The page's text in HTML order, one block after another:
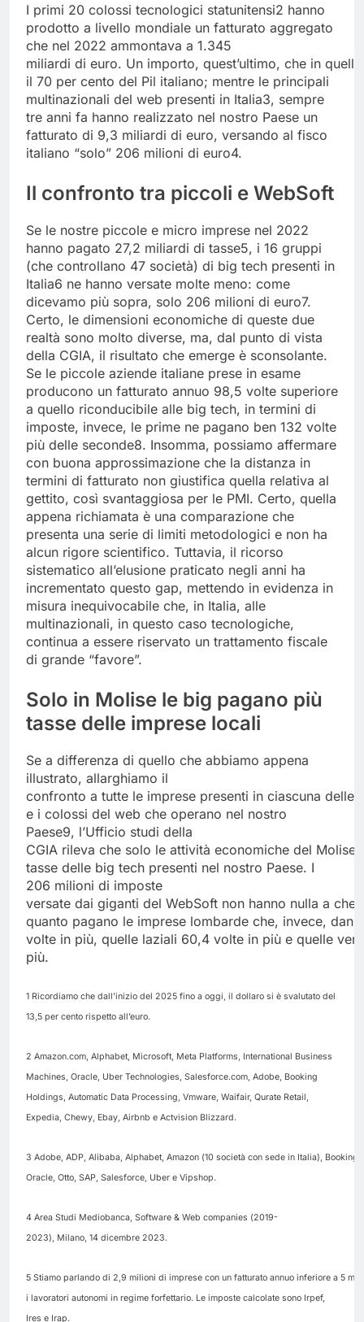
I primi 20 colossi tecnologici statunitensi2 hanno
prodotto a livello mondiale un fatturato aggregato
che nel 2022 ammontava a 1.345
miliardi di euro. Un importo, quest’ultimo, che in
il 70 per cento del Pil italiano; mentre le principali
multinazionali del web presenti in Italia3, sempre
tre anni fa hanno realizzato nel nostro Paese un
fatturato di 9,3 miliardi di euro, versando al fisco
italiano “solo” 206 milioni di euro4.
Il confronto tra piccoli e WebSoft
Se le nostre piccole e micro imprese nel 2022
hanno pagato 27,2 miliardi di tasse5, i 16 gruppi
(che controllano 47 società) di big tech presenti in
Italia6 ne hanno versate molte meno: come
dicevamo più sopra, solo 206 milioni di euro7.
Certo, le dimensioni economiche di queste due
realtà sono molto diverse, ma, dal punto di vista
della CGIA, il risultato che emerge è sconsolante.
Se le piccole aziende italiane prese in esame
producono un fatturato annuo 98,5 volte superiore
a quello riconducibile alle big tech, in termini di
imposte, invece, le prime ne pagano ben 132 volte
più delle seconde8. Insomma, possiamo affermare
con buona approssimazione che la distanza in
termini di fatturato non giustifica quella relativa al
gettito, così svantaggiosa per le PMI. Certo, quella
appena richiamata è una comparazione che
presenta una serie di limiti metodologici e non ha
alcun rigore scientifico. Tuttavia, il ricorso
sistematico all’elusione praticato negli anni ha
incrementato questo gap, mettendo in evidenza in
misura inequivocabile che, in Italia, alle
multinazionali, in questo caso tecnologiche,
continua a essere riservato un trattamento fiscale
di grande “favore”.
Solo in Molise le big pagano più
tasse delle imprese locali
Se a differenza di quello che abbiamo appena
illustrato, allarghiamo il
confronto a tutte le imprese presenti in ciascuna delle
e i colossi del web che operano nel nostro
Paese9, l’Ufficio studi della
CGIA rileva che solo le attività economiche del Molise
tasse delle big tech presenti nel nostro Paese. I
206 milioni di imposte
versate dai giganti del WebSoft non hanno nulla a che
quanto pagano le imprese lombarde che, invece,
volte in più, quelle laziali 60,4 volte in più e quelle
più.
1 Ricordiamo che dall’inizio del 2025 fino a oggi, il dollaro si è svalutato del
13,5 per cento rispetto all’euro.
2 Amazon.com, Alphabet, Microsoft, Meta Platforms, International Business
Machines, Oracle, Uber Technologies, Salesforce.com, Adobe, Booking
Holdings, Automatic Data Processing, Vmware, Waifair, Qurate Retail,
Expedia, Chewy, Ebay, Airbnb e Actvision Blizzard.
3 Adobe, ADP, Alibaba, Alphabet, Amazon (10 società con sede in Italia),
Oracle, Otto, SAP, Salesforce, Uber e Vipshop.
4 Area Studi Mediobanca, Software & Web companies (2019-
2023), Milano, 14 dicembre 2023.
5 Stiamo parlando di 2,9 milioni di imprese con un fatturato annuo inferiore a 5
i lavoratori autonomi in regime forfettario. Le imposte calcolate sono Irpef,
Ires e Irap.